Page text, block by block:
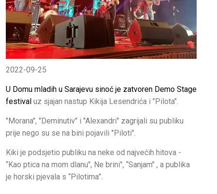
2022-09-25
U Domu mladih u Sarajevu sinoć je zatvoren Demo Stage
festival uz sjajan nastup Kikija Lesendrića i "Pilota".
"Morana", "Deminutiv" i "Alexandri" zagrijali su publiku
prije nego su se na bini pojavili "Piloti".
Kiki je podsjetio publiku na neke od najvećih hitova -
“Kao ptica na mom dlanu", Ne brini", “Sanjam" , a publika
je horski pjevala s “Pilotima”.